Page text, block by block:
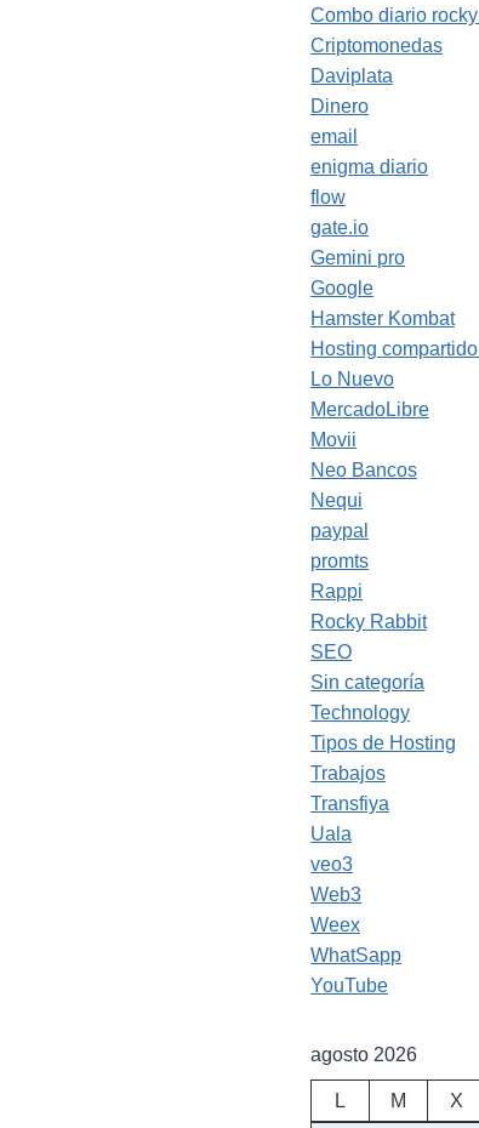
Combo diario
Criptomonedas
Daviplata
Dinero
email
enigma diario
flow
gate.io
Gemini pro
Google
Hamster Kombat
Hosting
Lo Nuevo
MercadoLibre
Movii
Neo Bancos
Nequi
paypal
promts
Rappi
Rocky Rabbit
SEO
Sin categoría
Technology
Tipos de Hosting
Trabajos
Transfiya
Uala
veo3
Web3
Weex
WhatSapp
YouTube
agosto 2026
L M X